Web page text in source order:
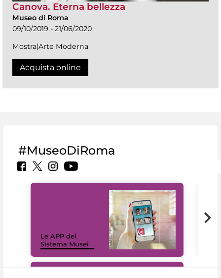
Canova. Eterna bellezza
Museo di Roma
09/10/2019 - 21/06/2020
Mostra|Arte Moderna
Acquista online
#MuseoDiRoma
Le APP del
Sistema Musei